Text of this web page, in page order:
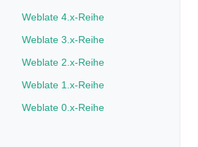
Weblate 4.x-Reihe
Weblate 3.x-Reihe
Weblate 2.x-Reihe
Weblate 1.x-Reihe
Weblate 0.x-Reihe